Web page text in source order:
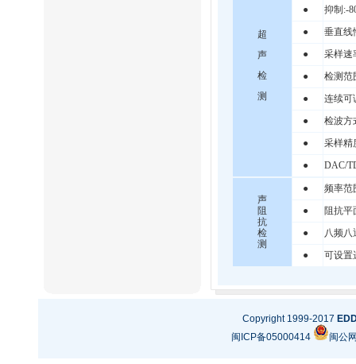
超
声
检
测
●
抑制:-
●
垂直线
●
采样速
●
检测范
●
连续可
●
检波方
●
采样精
●
DAC/
声
阻
抗
检
测
●
频率范
●
阻抗平
●
八频八
●
可设置
Copyright 1999-2017
闽ICP备05000414
闽公